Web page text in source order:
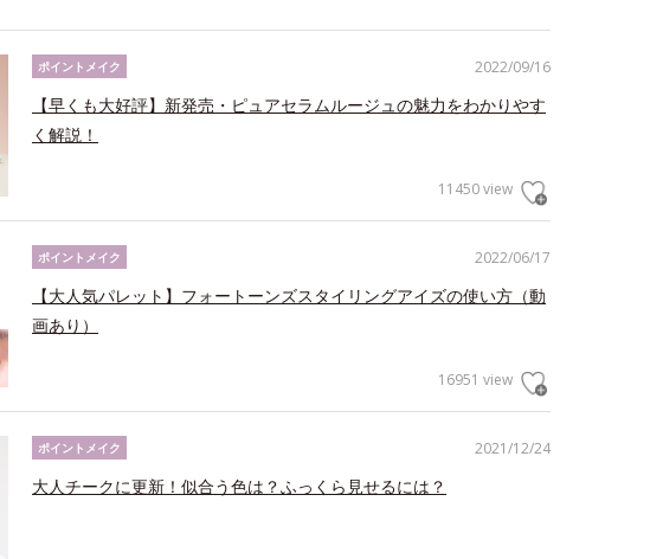
2022/09/16
ポイントメイク
【早くも大好評】新発売・ピュアセラムルージュの魅力をわかりやす
く解説！
11450 view
2022/06/17
ポイントメイク
【大人気パレット】フォートーンズスタイリングアイズの使い方（動
画あり）
16951 view
2021/12/24
ポイントメイク
大人チークに更新！似合う色は？ふっくら見せるには？